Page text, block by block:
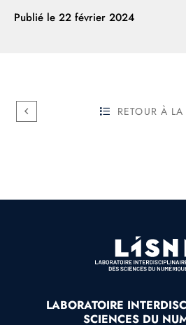
Publié le 22 février 2024
RETOUR À LA
LABORATOIRE
SCIENCES DU